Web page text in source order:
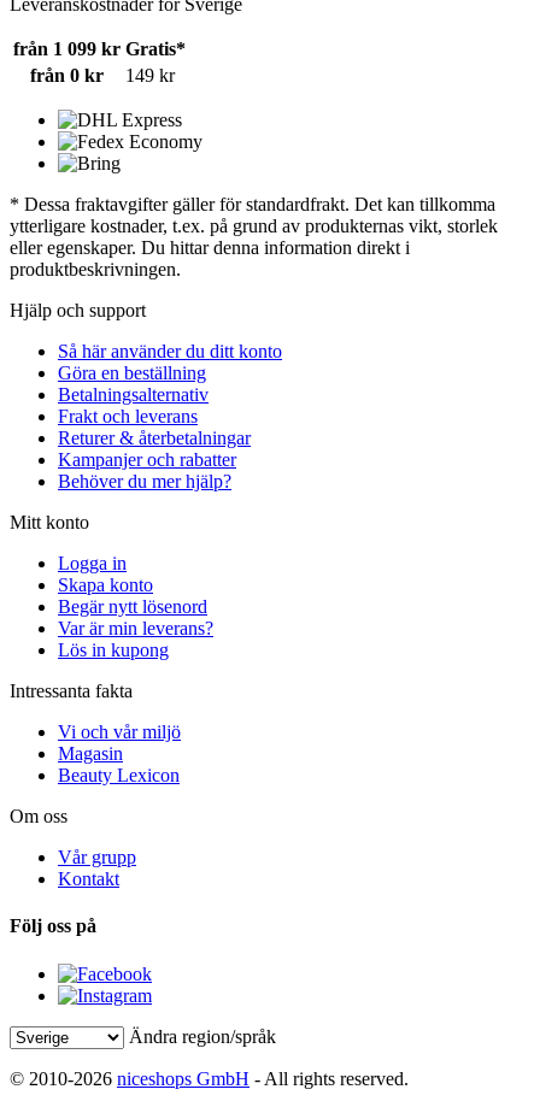
Leveranskostnader för Sverige
från 1 099 kr Gratis*
från 0 kr
149 kr
* Dessa fraktavgifter gäller för standardfrakt. Det kan tillkomma
ytterligare kostnader, t.ex. på grund av produkternas vikt, storlek
eller egenskaper. Du hittar denna information direkt i
produktbeskrivningen.
Hjälp och support
Så här använder du ditt konto
Göra en beställning
Betalningsalternativ
Frakt och leverans
Returer & återbetalningar
Kampanjer och rabatter
Behöver du mer hjälp?
Mitt konto
Logga in
Skapa konto
Begär nytt lösenord
Var är min leverans?
Lös in kupong
Intressanta fakta
Vi och vår miljö
Magasin
Beauty Lexicon
Om oss
Vår grupp
Kontakt
Följ oss på
Ändra region/språk
© 2010-2026 niceshops GmbH - All rights reserved.